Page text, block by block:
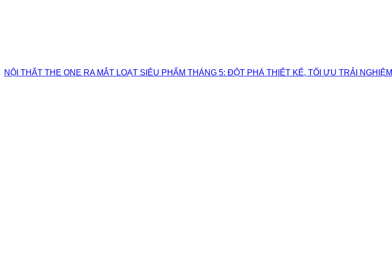
NỘI THẤT THE ONE RA MẮT LOẠT SIÊU PHẨM THÁNG 5: ĐỘT PHÁ THIẾT KẾ, TỐI ƯU TRẢI NGHIỆM